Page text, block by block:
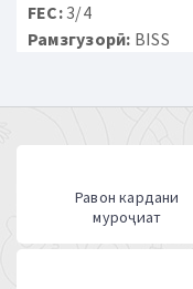
FEC:3/4
Рамзгузорӣ: BISS
Равон кардани
муроҷиат